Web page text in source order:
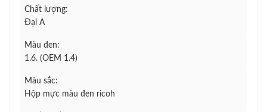
Chất lượng:
Đại A
Màu đen:
1.6. (OEM 1.4)
Màu sắc:
Hộp mực màu đen ricoh